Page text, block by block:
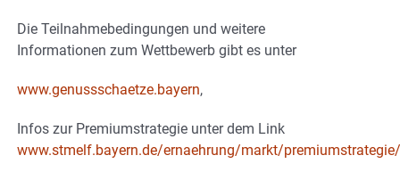
Die Teilnahmebedingungen und weitere
Informationen zum Wettbewerb gibt es unter
www.genussschaetze.bayern,
Infos zur Premiumstrategie unter dem Link
www.stmelf.bayern.de/ernaehrung/markt/